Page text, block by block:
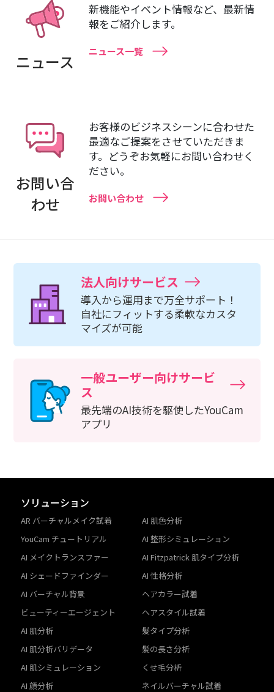
ニュース
新機能やイベント情報など、最新情
報をご紹介します。
ニュース一覧
お問い合
わせ
お客様のビジネスシーンに合わせた
最適なご提案をさせていただきま
す。どうぞお気軽にお問い合わせく
ださい。
お問い合わせ
法人向けサービス
導入から運用まで万全サポート！
自社にフィットする柔軟なカスタ
マイズが可能
一般ユーザー向けサービ
ス
最先端のAI技術を駆使したYouCam
アプリ
ソリューション
AR バーチャルメイク試着
YouCam チュートリアル
AI メイクトランスファー
AI シェードファインダー
AI バーチャル背景
ビューティーエージェント
AI 肌分析
AI 肌分析バリデータ
AI 肌シミュレーション
AI 顔分析
AI 肌色分析
AI 整形シミュレーション
AI Fitzpatrick 肌タイプ分析
AI 性格分析
ヘアカラー試着
ヘアスタイル試着
髪タイプ分析
髪の長さ分析
くせ毛分析
ネイルバーチャル試着